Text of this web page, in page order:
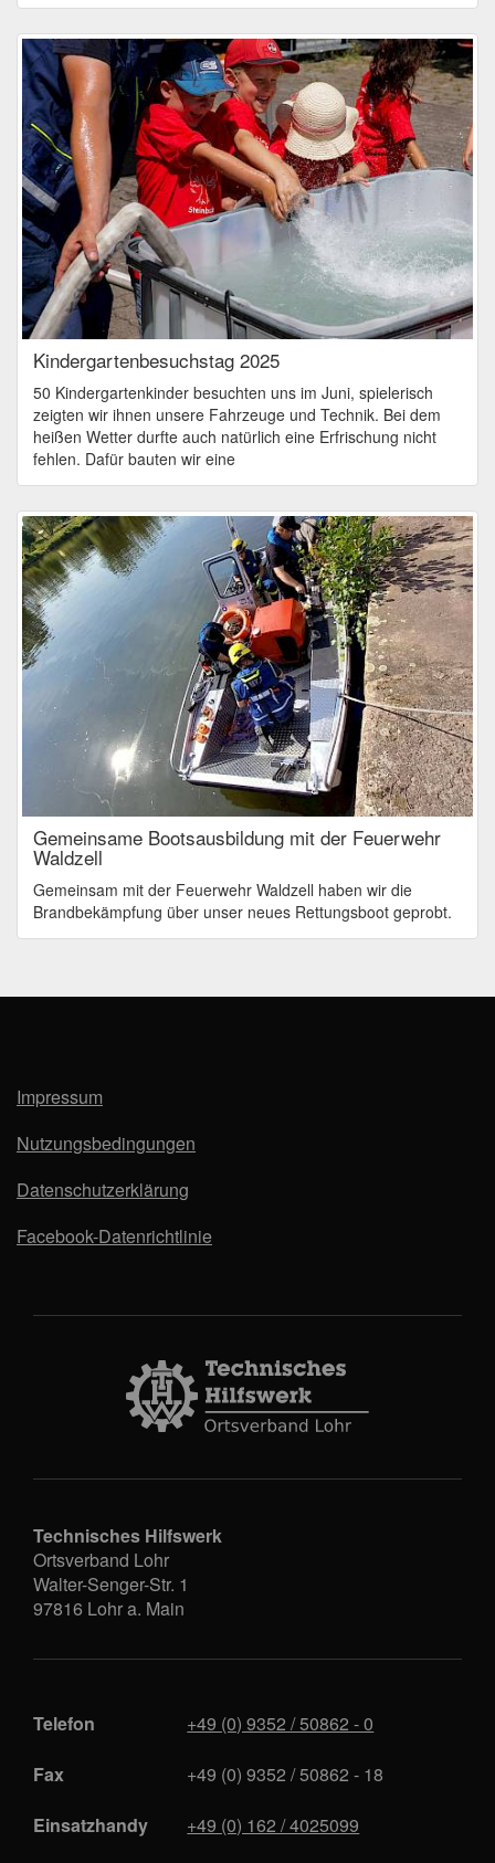
Kindergartenbesuchstag 2025
50 Kindergartenkinder besuchten uns im Juni, spielerisch
zeigten wir ihnen unsere Fahrzeuge und Technik. Bei dem
heißen Wetter durfte auch natürlich eine Erfrischung nicht
fehlen. Dafür bauten wir eine
Gemeinsame Bootsausbildung mit der Feuerwehr
Waldzell
Gemeinsam mit der Feuerwehr Waldzell haben wir die
Brandbekämpfung über unser neues Rettungsboot geprobt.
Impressum
Nutzungsbedingungen
Datenschutzerklärung
Facebook-Datenrichtlinie
Technisches Hilfswerk
Ortsverband Lohr
Walter-Senger-Str. 1
97816 Lohr a. Main
Telefon
+49 (0) 9352 / 50862 - 0
Fax
+49 (0) 9352 / 50862 - 18
Einsatzhandy
+49 (0) 162 / 4025099